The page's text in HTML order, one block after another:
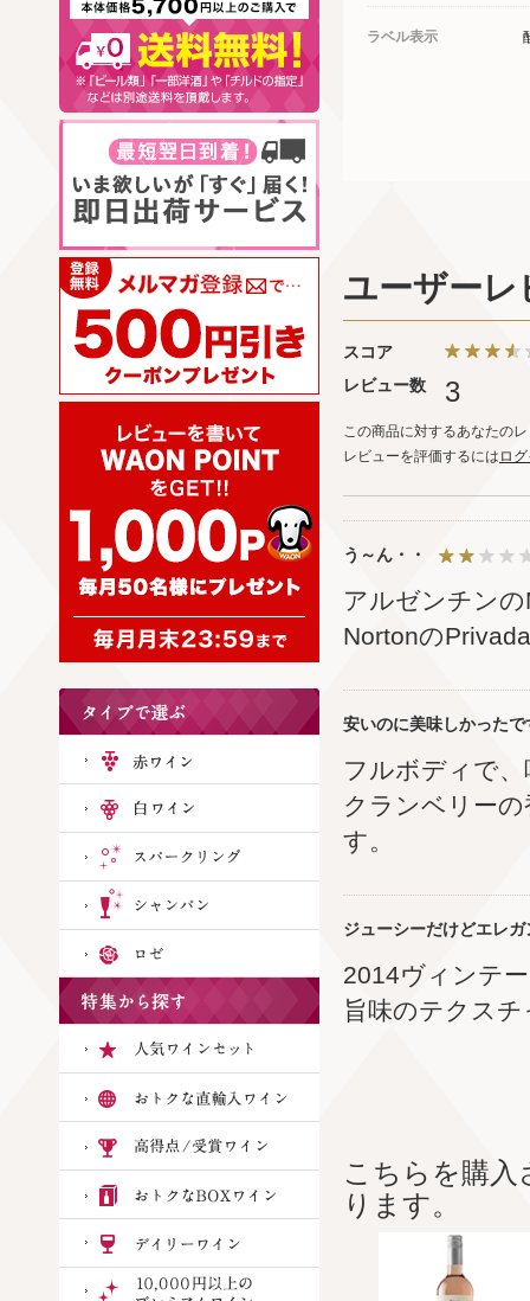
ラベル表示
ユーザーレ
スコア
レビュー数
3
この商品に対するあなたの
レビューを評価するには ロ
う～ん・・
アルゼンチン
Nortonの
安いのに美味しかったで
フルボディで
クランベリー
す。
ジューシーだけどエレ
2014ヴィンテ
旨味のテクス
こちらを購
ります。